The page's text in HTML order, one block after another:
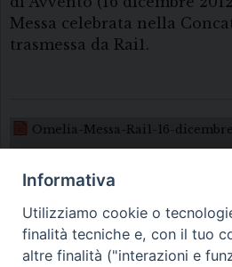
Messa celebrata nella
trasmessa da Rai1.
Omelia-Messa-Rai1-16-
Informativa
Utilizziamo cookie o
finalità tecniche e, con il tuo
altre finalità ("interazioni e